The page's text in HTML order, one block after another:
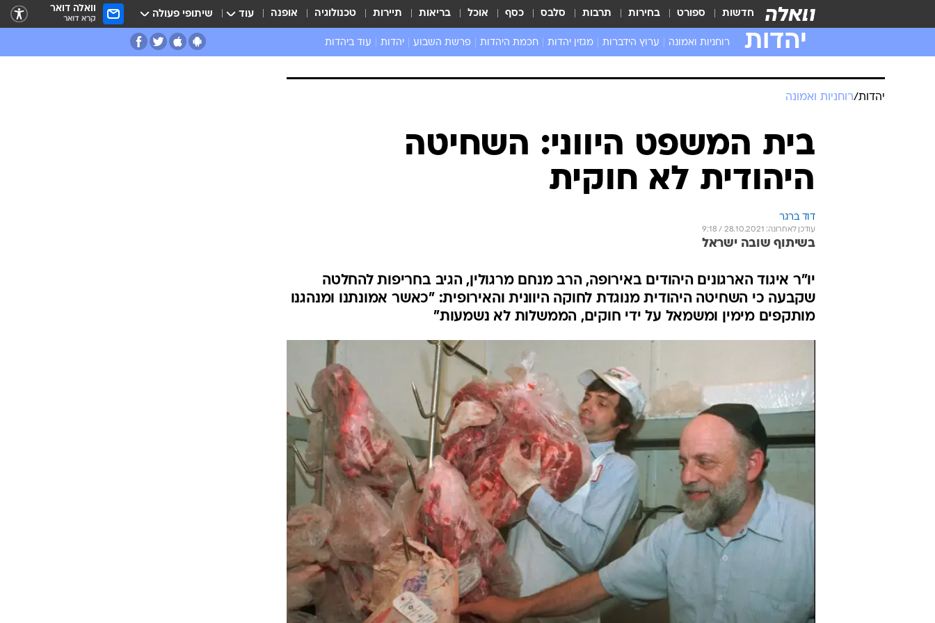
חדשות ספורט בחירות תרבות סלבס כסף אוכל בריאות תיירות טכנולוגיה אופנה עוד שיתופי פעולה וואלה דואר
קרא דואר
יהדות רוחניות ואמונה ערוץ הידברות מגזין יהדות חכמת היהדות פרשת השבוע יהדות עוד ביהדות
יהדות/רוחניות ואמונה
בית המשפט היווני: השחיטה
היהודית לא חוקית
דוד ברגר
עודכן לאחרונה: 28.10.2021 / 9:18
בשיתוף שובה ישראל
יו"ר איגוד הארגונים היהודים באירופה, הרב מנחם מרגולין, הגיב בחריפות להחלטה
שקבעה כי השחיטה היהודית מנוגדת לחוקה היוונית והאירופית: "כאשר אמונתנו ומנהגנו
מותקפים מימין ומשמאל על ידי חוקים, הממשלות לא נשמעות"